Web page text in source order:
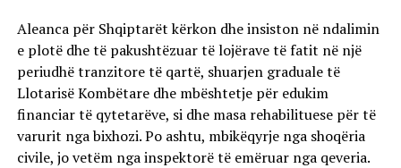
Aleanca për Shqiptarët kërkon dhe insiston në ndalimin
e plotë dhe të pakushtëzuar të lojërave të fatit në një
periudhë tranzitore të qartë, shuarjen graduale të
Llotarisë Kombëtare dhe mbështetje për edukim
financiar të qytetarëve, si dhe masa rehabilituese për të
varurit nga bixhozi. Po ashtu, mbikëqyrje nga shoqëria
civile, jo vetëm nga inspektorë të emëruar nga qeveria.